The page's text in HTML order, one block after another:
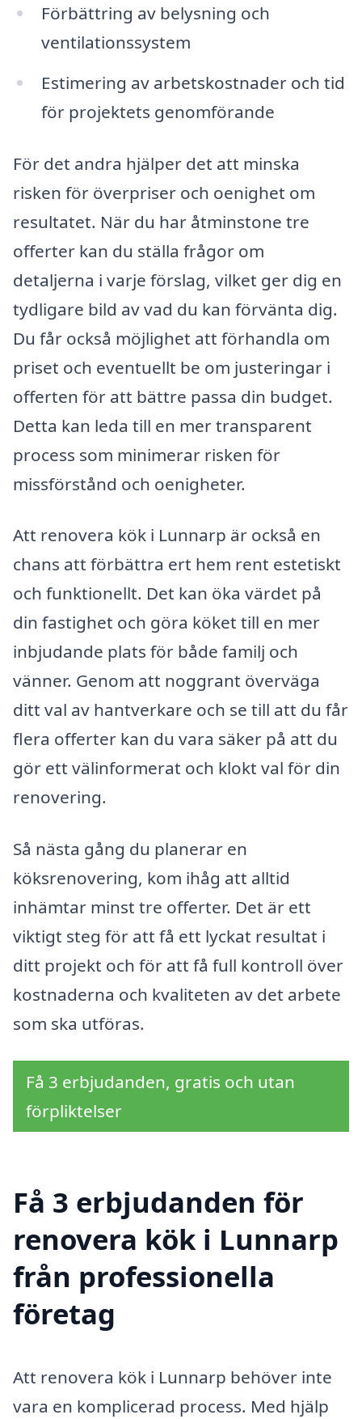
Förbättring av belysning och
ventilationssystem
Estimering av arbetskostnader och tid
för projektets genomförande
För det andra hjälper det att minska
risken för överpriser och oenighet om
resultatet. När du har åtminstone tre
offerter kan du ställa frågor om
detaljerna i varje förslag, vilket ger dig en
tydligare bild av vad du kan förvänta dig.
Du får också möjlighet att förhandla om
priset och eventuellt be om justeringar i
offerten för att bättre passa din budget.
Detta kan leda till en mer transparent
process som minimerar risken för
missförstånd och oenigheter.
Att renovera kök i Lunnarp är också en
chans att förbättra ert hem rent estetiskt
och funktionellt. Det kan öka värdet på
din fastighet och göra köket till en mer
inbjudande plats för både familj och
vänner. Genom att noggrant överväga
ditt val av hantverkare och se till att du får
flera offerter kan du vara säker på att du
gör ett välinformerat och klokt val för din
renovering.
Så nästa gång du planerar en
köksrenovering, kom ihåg att alltid
inhämtar minst tre offerter. Det är ett
viktigt steg för att få ett lyckat resultat i
ditt projekt och för att få full kontroll över
kostnaderna och kvaliteten av det arbete
som ska utföras.
Få 3 erbjudanden, gratis och utan
förpliktelser
Få 3 erbjudanden för
renovera kök i Lunnarp
från professionella
företag
Att renovera kök i Lunnarp behöver inte
vara en komplicerad process. Med hjälp